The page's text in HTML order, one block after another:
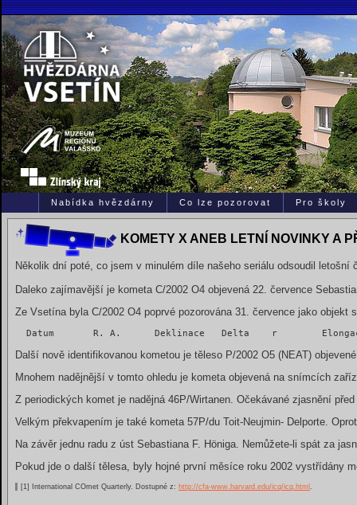
Nabídka hvězdárny Co lze pozorovat Pro školy
KOMETY X ANEB LETNÍ NOVINKY A
Několik dní poté, co jsem v minulém díle našeho seriálu odsoudil
Daleko zajímavější je kometa C/2002 O4 objevená 22. července
Ze Vsetína byla C/2002 O4 poprvé pozorována 31. července jako
Datum	      R. A.      Deklinace   Delta    r
Další nově identifikovanou kometou je těleso P/2002 O5 (NEAT)
Mnohem nadějnější v tomto ohledu je kometa objevená na snímcích
Z periodických komet je nadějná 46P/Wirtanen. Očekávané zjasnění
Velkým překvapením je také kometa 57P/du Toit-Neujmin- Delporte.
Na závěr jednu radu z úst Sebastiana F. Höniga. Nemůžete-li spát za
Pokud jde o další tělesa, byly hojné první měsíce roku 2002 vystřídány
[1] International COmet Quarterly. Dostupné z: http://cfa-www.harvard.edu/icq/icq.html